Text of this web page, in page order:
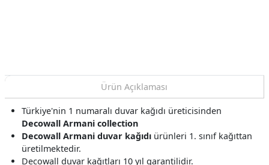
Ürün Açıklaması
Türkiye'nin 1 numaralı duvar kağıdı üreticisinden
Decowall Armani collection
Decowall Armani duvar kağıdı ürünleri 1. sınıf kağıttan
üretilmektedir.
Decowall duvar kağıtları 10 yıl garantilidir.